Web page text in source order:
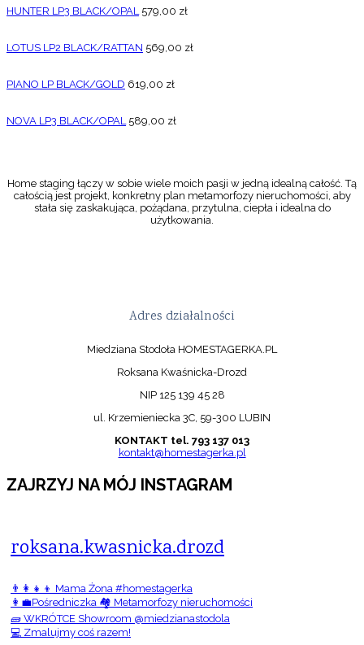
HUNTER LP3 BLACK/OPAL 579,00 zł
LOTUS LP2 BLACK/RATTAN 569,00 zł
PIANO LP BLACK/GOLD 619,00 zł
NOVA LP3 BLACK/OPAL 589,00 zł
Home staging łączy w sobie wiele moich pasji w jedną idealną całość. Tą
całością jest projekt, konkretny plan metamorfozy nieruchomości, aby
stała się zaskakująca, pożądana, przytulna, ciepła i idealna do
użytkowania.
Adres działalności
Miedziana Stodoła HOMESTAGERKA.PL
Roksana Kwaśnicka-Drozd
NIP 125 139 45 28
ul. Krzemieniecka 3C, 59-300 LUBIN
KONTAKT tel. 793 137 013
kontakt@homestagerka.pl
ZAJRZYJ NA MÓJ INSTAGRAM
roksana.kwasnicka.drozd
👨‍👩‍👧‍👦 Mama Żona #homestagerka
👩‍💼Pośredniczka 🏘️ Metamorfozy nieruchomości
🧱 WKRÓTCE Showroom @miedzianastodola
💻 Zmalujmy coś razem!